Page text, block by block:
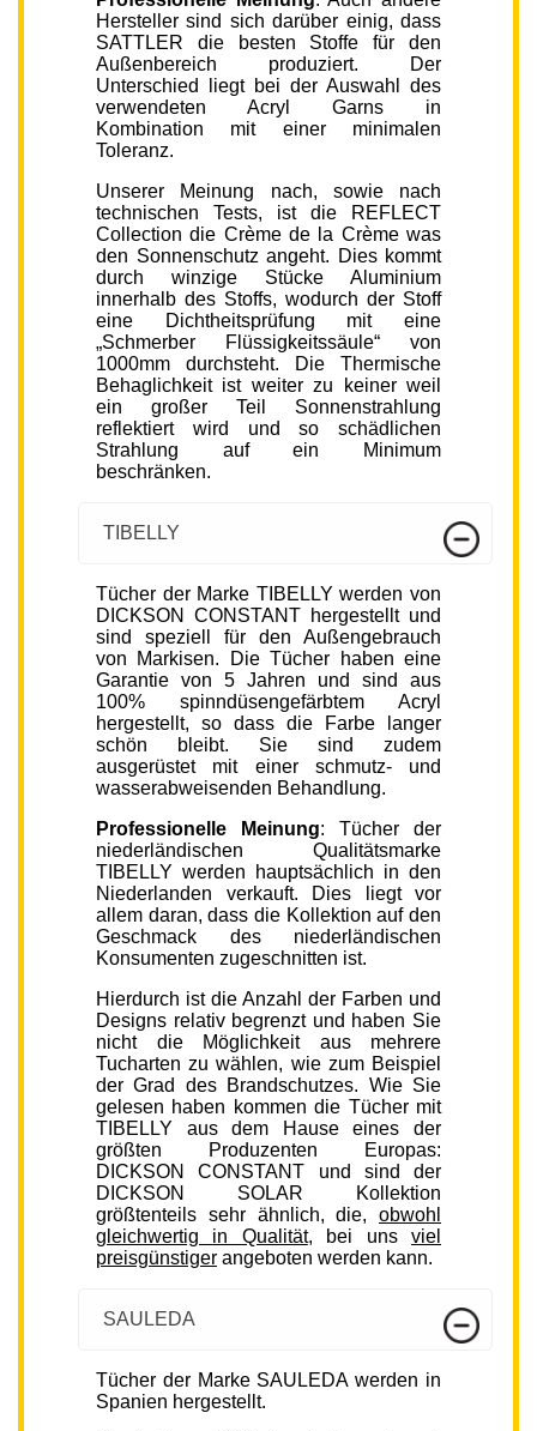
Hersteller sind sich darüber einig, dass
SATTLER die besten Stoffe für den
Außenbereich produziert. Der
Unterschied liegt bei der Auswahl des
verwendeten Acryl Garns in
Kombination mit einer minimalen
Toleranz.
Unserer Meinung nach, sowie nach
technischen Tests, ist die REFLECT
Collection die Crème de la Crème was
den Sonnenschutz angeht. Dies kommt
durch winzige Stücke Aluminium
innerhalb des Stoffs, wodurch der Stoff
eine Dichtheitsprüfung mit eine
„Schmerber Flüssigkeitssäule“ von
1000mm durchsteht. Die Thermische
Behaglichkeit ist weiter zu keiner weil
ein großer Teil Sonnenstrahlung
reflektiert wird und so schädlichen
Strahlung auf ein Minimum
beschränken.
TIBELLY
Tücher der Marke TIBELLY werden von
DICKSON CONSTANT hergestellt und
sind speziell für den Außengebrauch
von Markisen. Die Tücher haben eine
Garantie von 5 Jahren und sind aus
100% spinndüsengefärbtem Acryl
hergestellt, so dass die Farbe langer
schön bleibt. Sie sind zudem
ausgerüstet mit einer schmutz- und
wasserabweisenden Behandlung.
Professionelle Meinung: Tücher der
niederländischen Qualitätsmarke
TIBELLY werden hauptsächlich in den
Niederlanden verkauft. Dies liegt vor
allem daran, dass die Kollektion auf den
Geschmack des niederländischen
Konsumenten zugeschnitten ist.
Hierdurch ist die Anzahl der Farben und
Designs relativ begrenzt und haben Sie
nicht die Möglichkeit aus mehrere
Tucharten zu wählen, wie zum Beispiel
der Grad des Brandschutzes. Wie Sie
gelesen haben kommen die Tücher mit
TIBELLY aus dem Hause eines der
größten Produzenten Europas:
DICKSON CONSTANT und sind der
DICKSON SOLAR Kollektion
größtenteils sehr ähnlich, die, obwohl
gleichwertig in Qualität, bei unsviel
preisgünstiger angeboten werden kann.
SAULEDA
Tücher der Marke SAULEDA werden in
Spanien hergestellt.